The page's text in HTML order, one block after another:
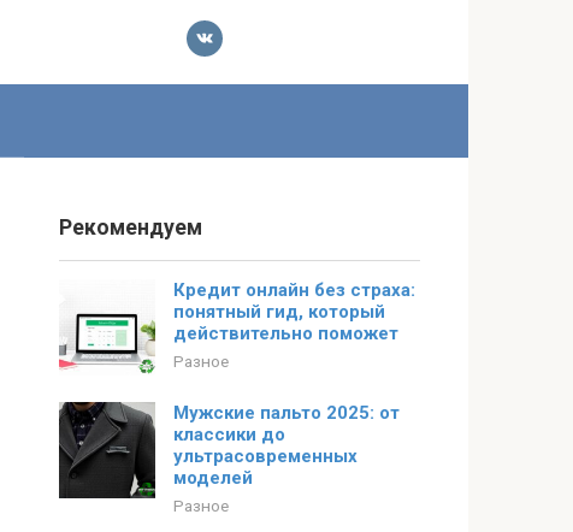
Рекомендуем
Кредит онлайн без страха:
понятный гид, который
действительно поможет
Разное
Мужские пальто 2025: от
классики до
ультрасовременных
моделей
Разное